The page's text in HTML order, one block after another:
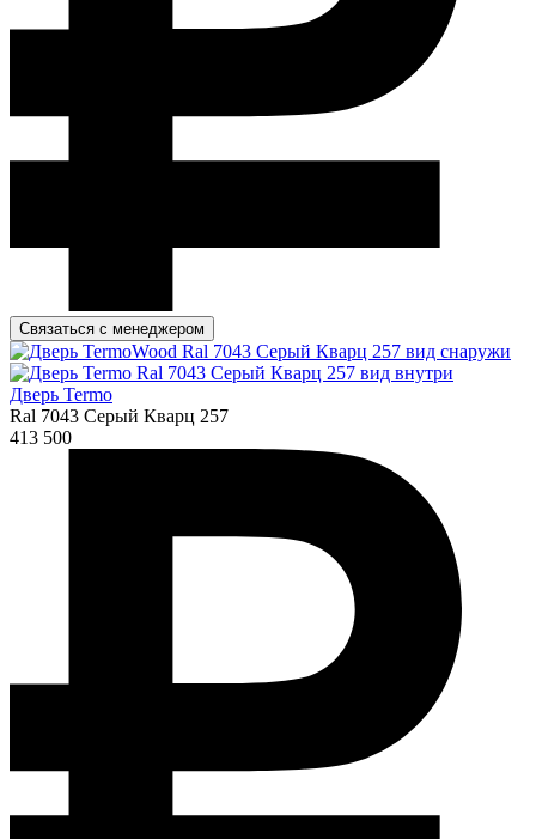
Связаться с менеджером
Дверь Termo
Ral 7043 Серый Кварц 257
413 500